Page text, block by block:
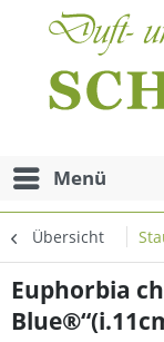
Menü
Übersicht
Euphorbia